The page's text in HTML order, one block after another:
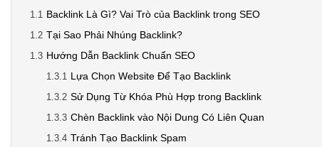
Backlink Là Gì? Vai Trò của Backlink trong SEO
Tại Sao Phải Nhúng Backlink?
Hướng Dẫn Backlink Chuẩn SEO
Lựa Chọn Website Để Tạo Backlink
Sử Dụng Từ Khóa Phù Hợp trong Backlink
Chèn Backlink vào Nội Dung Có Liên Quan
Tránh Tạo Backlink Spam